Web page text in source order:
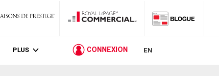
PLUS CONNEXION EN